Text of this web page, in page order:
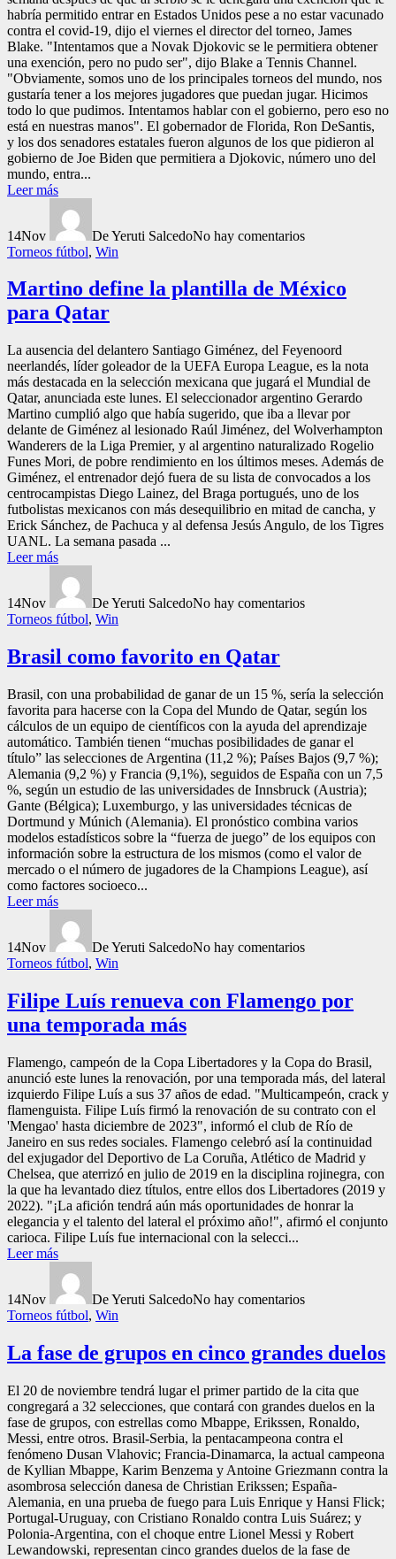
habría permitido entrar en Estados Unidos pese a no estar vacunado
contra el covid-19, dijo el viernes el director del torneo, James
Blake. "Intentamos que a Novak Djokovic se le permitiera obtener
una exención, pero no pudo ser", dijo Blake a Tennis Channel.
"Obviamente, somos uno de los principales torneos del mundo, nos
gustaría tener a los mejores jugadores que puedan jugar. Hicimos
todo lo que pudimos. Intentamos hablar con el gobierno, pero eso no
está en nuestras manos". El gobernador de Florida, Ron DeSantis,
y los dos senadores estatales fueron algunos de los que pidieron al
gobierno de Joe Biden que permitiera a Djokovic, número uno del
mundo, entra...
Leer más
14Nov De Yeruti SalcedoNo hay comentarios
Torneos fútbol, Win
Martino define la plantilla de México
para Qatar
La ausencia del delantero Santiago Giménez, del Feyenoord
neerlandés, líder goleador de la UEFA Europa League, es la nota
más destacada en la selección mexicana que jugará el Mundial de
Qatar, anunciada este lunes. El seleccionador argentino Gerardo
Martino cumplió algo que había sugerido, que iba a llevar por
delante de Giménez al lesionado Raúl Jiménez, del Wolverhampton
Wanderers de la Liga Premier, y al argentino naturalizado Rogelio
Funes Mori, de pobre rendimiento en los últimos meses. Además de
Giménez, el entrenador dejó fuera de su lista de convocados a los
centrocampistas Diego Lainez, del Braga portugués, uno de los
futbolistas mexicanos con más desequilibrio en mitad de cancha, y
Erick Sánchez, de Pachuca y al defensa Jesús Angulo, de los Tigres
UANL. La semana pasada ...
Leer más
14Nov De Yeruti SalcedoNo hay comentarios
Torneos fútbol, Win
Brasil como favorito en Qatar
Brasil, con una probabilidad de ganar de un 15 %, sería la selección
favorita para hacerse con la Copa del Mundo de Qatar, según los
cálculos de un equipo de científicos con la ayuda del aprendizaje
automático. También tienen “muchas posibilidades de ganar el
título” las selecciones de Argentina (11,2 %); Países Bajos (9,7 %);
Alemania (9,2 %) y Francia (9,1%), seguidos de España con un 7,5
%, según un estudio de las universidades de Innsbruck (Austria);
Gante (Bélgica); Luxemburgo, y las universidades técnicas de
Dortmund y Múnich (Alemania). El pronóstico combina varios
modelos estadísticos sobre la “fuerza de juego” de los equipos con
información sobre la estructura de los mismos (como el valor de
mercado o el número de jugadores de la Champions League), así
como factores socioeco...
Leer más
14Nov De Yeruti SalcedoNo hay comentarios
Torneos fútbol, Win
Filipe Luís renueva con Flamengo por
una temporada más
Flamengo, campeón de la Copa Libertadores y la Copa do Brasil,
anunció este lunes la renovación, por una temporada más, del lateral
izquierdo Filipe Luís a sus 37 años de edad. "Multicampeón, crack y
flamenguista. Filipe Luís firmó la renovación de su contrato con el
'Mengao' hasta diciembre de 2023", informó el club de Río de
Janeiro en sus redes sociales. Flamengo celebró así la continuidad
del exjugador del Deportivo de La Coruña, Atlético de Madrid y
Chelsea, que aterrizó en julio de 2019 en la disciplina rojinegra, con
la que ha levantado diez títulos, entre ellos dos Libertadores (2019 y
2022). "¡La afición tendrá aún más oportunidades de honrar la
elegancia y el talento del lateral el próximo año!", afirmó el conjunto
carioca. Filipe Luís fue internacional con la selecci...
Leer más
14Nov De Yeruti SalcedoNo hay comentarios
Torneos fútbol, Win
La fase de grupos en cinco grandes duelos
El 20 de noviembre tendrá lugar el primer partido de la cita que
congregará a 32 selecciones, que contará con grandes duelos en la
fase de grupos, con estrellas como Mbappe, Erikssen, Ronaldo,
Messi, entre otros. Brasil-Serbia, la pentacampeona contra el
fenómeno Dusan Vlahovic; Francia-Dinamarca, la actual campeona
de Kyllian Mbappe, Karim Benzema y Antoine Griezmann contra la
asombrosa selección danesa de Christian Erikssen; España-
Alemania, en una prueba de fuego para Luis Enrique y Hansi Flick;
Portugal-Uruguay, con Cristiano Ronaldo contra Luis Suárez; y
Polonia-Argentina, con el choque entre Lionel Messi y Robert
Lewandowski, representan cinco grandes duelos de la fase de